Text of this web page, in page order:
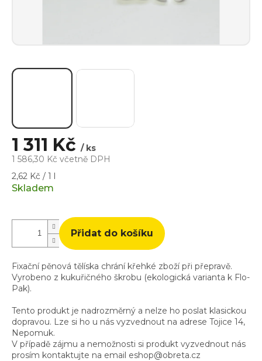
1 311 Kč / ks
1 586,30 Kč včetně DPH
Měrná
cena:
2,62 Kč / 1 l
Skladem
Přidat do košíku
Fixační pěnová tělíska chrání křehké zboží při přepravě.
Vyrobeno z kukuřičného škrobu (ekologická varianta k Flo-
Pak).
Tento produkt je nadrozměrný a nelze ho poslat klasickou
dopravou. Lze si ho u nás vyzvednout na adrese Tojice 14,
Nepomuk.
V případě zájmu a nemožnosti si produkt vyzvednout nás
prosím kontaktujte na email eshop@obreta.cz